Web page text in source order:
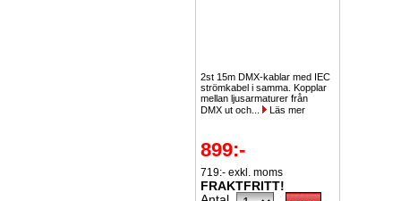
2st 15m DMX-kablar med IEC
strömkabel i samma. Kopplar
mellan ljusarmaturer från
DMX ut och...
Läs mer
899:-
719:- exkl. moms
FRAKTFRITT!